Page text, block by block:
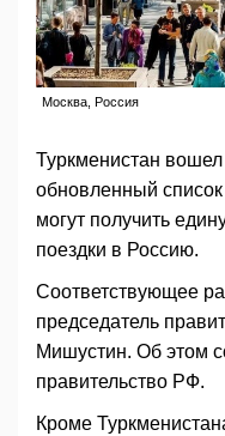
Москва, Россия
Туркменистан
обновленный список
могут получить
поездки в Россию.
Соответствующее
председатель
Мишустин. Об этом
правительство РФ.
Кроме